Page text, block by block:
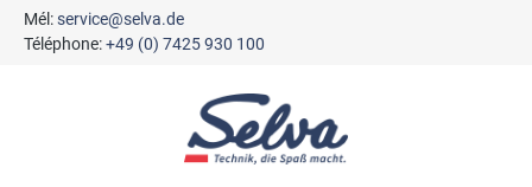
principal
Mél:service@selva.de
Téléphone:+49 (0) 7425 930 100